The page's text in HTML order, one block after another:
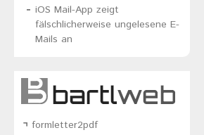
iOS Mail-App zeigt
fälschlicherweise ungelesene E-
Mails an
formletter2pdf